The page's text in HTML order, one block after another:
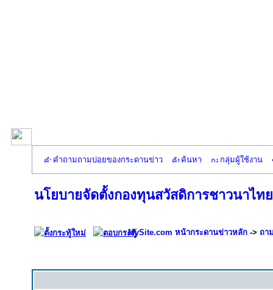
คำถามถามบ่อยของกระดานข่าว ค้นหา กลุ่มผู้ใช้งาน
นโยบายจัดตั้งกองทุนสวัสดิการชาวนาไทย
MySite.com หน้ากระดานข่าวหลัก -> ถา